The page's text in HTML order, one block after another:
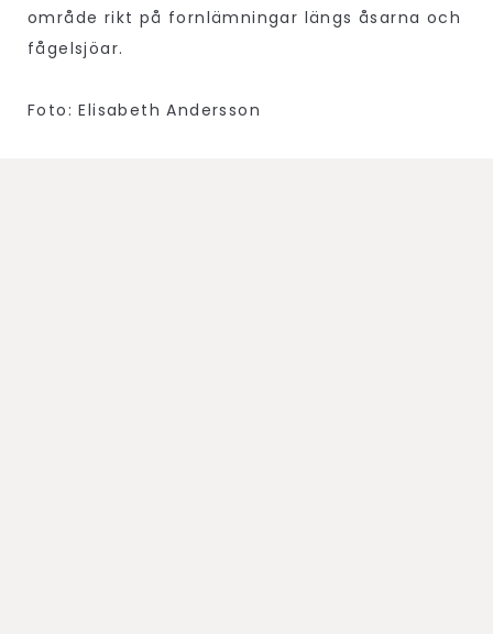
område rikt på fornlämningar längs åsarna och
fågelsjöar.
Foto: Elisabeth Andersson